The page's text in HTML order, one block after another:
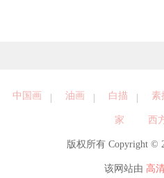
中国画 油画 白描 素
家 西
版权所有 Copyright ©
该网站由 高